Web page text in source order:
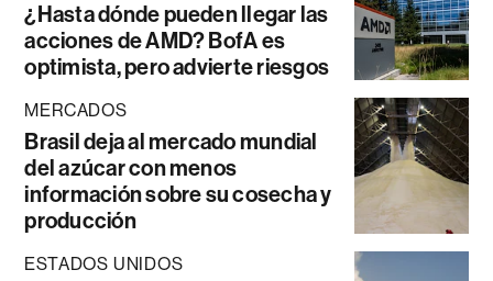
¿Hasta dónde pueden llegar las
acciones de AMD? BofA es
optimista, pero advierte riesgos
MERCADOS
Brasil deja al mercado mundial
del azúcar con menos
información sobre su cosecha y
producción
ESTADOS UNIDOS